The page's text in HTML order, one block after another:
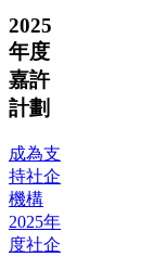
2025
年度
嘉許
計劃
成為支
持社企
機構
2025年
度社企